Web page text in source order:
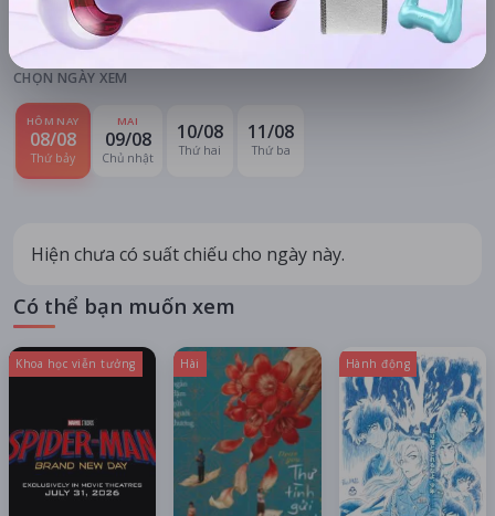
Hà Nội Tất cả hệ thống
CHỌN NGÀY XEM
HÔM NAY
08/08
Thứ bảy
MAI
09/08
Chủ nhật
10/08
Thứ hai
11/08
Thứ ba
Hiện chưa có suất chiếu cho ngày này.
Có thể bạn muốn xem
Khoa học viễn tưởng Hài Hành động